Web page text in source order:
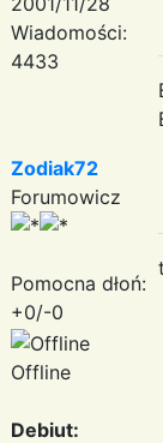
Wiadomości:
4433
Zodiak72
Forumowicz
Pomocna dłoń:
+0/-0
Offline
Debiut: